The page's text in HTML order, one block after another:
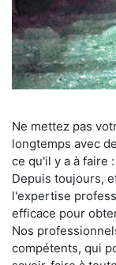
Ne mettez pas
longtemps avec
ce qu'il y a à faire
Depuis toujours,
l'expertise
efficace pour
Nos
compétents, qui